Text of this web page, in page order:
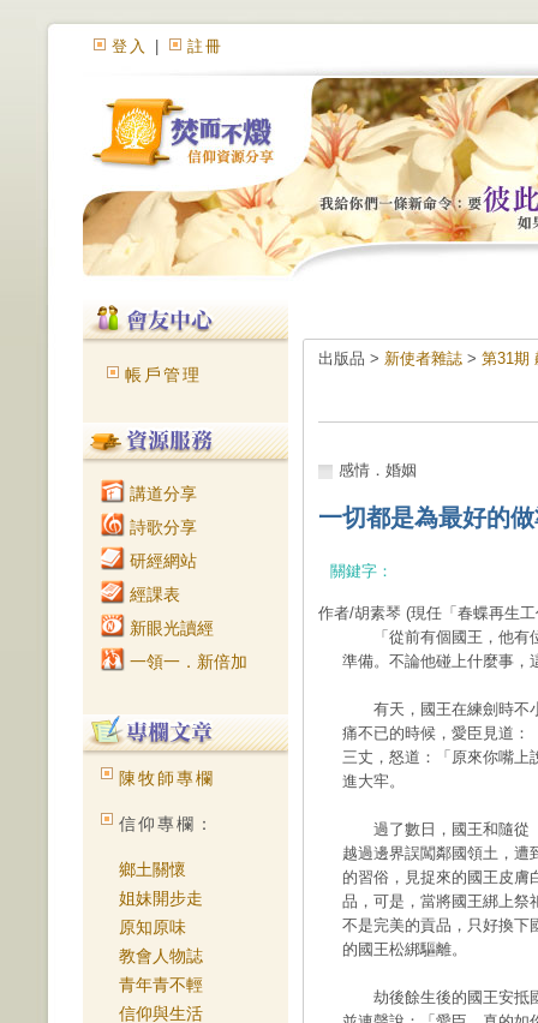
登入 註冊
帳戶管理
講道分享
詩歌分享
研經網站
經課表
新眼光讀經
一領一．新倍加
陳牧師專欄
信仰專欄：
鄉土關懷
姐妹開步走
原知原味
教會人物誌
青年青不輕
信仰與生活
出版品 > 新使者雜誌 > 第31期
感情．婚姻
一切都是為最好的
關鍵字：
作者/胡素琴 (現任「春蝶再生
「從前有個國王，他有位
準備。不論他碰上什麼事，
有天，國王在練劍時不小
痛不已的時候，愛臣見道：
三丈，怒道：「原來你嘴上
進大牢。
過了數日，國王和隨從（
越過邊界誤闖鄰國領土，遭
的習俗，見捉來的國王皮膚
品，可是，當將國王綁上祭
不是完美的貢品，只好換下
的國王松綁驅離。
劫後餘生後的國王安抵國